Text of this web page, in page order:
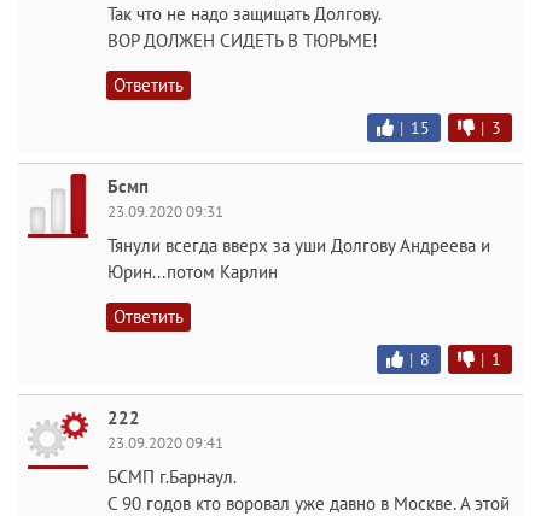
Так что не надо защищать Долгову.
ВОР ДОЛЖЕН СИДЕТЬ В ТЮРЬМЕ!
Ответить
| 15 | 3
Бсмп
23.09.2020 09:31
Тянули всегда вверх за уши Долгову Андреева и
Юрин...потом Карлин
Ответить
| 8 | 1
222
23.09.2020 09:41
БСМП г.Барнаул.
С 90 годов кто воровал уже давно в Москве. А этой